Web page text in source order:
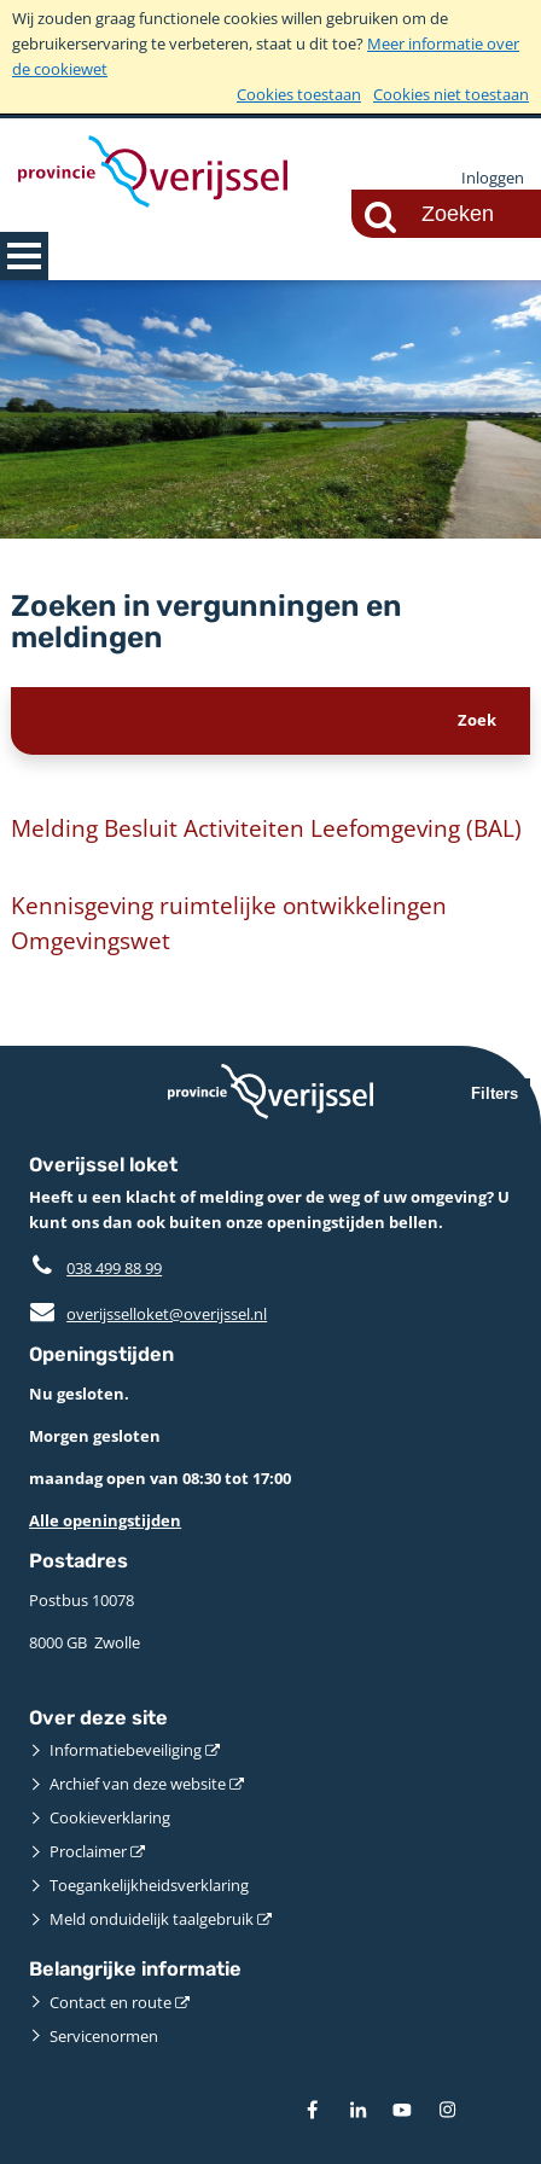
Wij zouden graag functionele cookies willen gebruiken om de
gebruikerservaring te verbeteren, staat u dit toe? Meer informatie over
de cookiewet
Cookies toestaan
Cookies niet toestaan
Inloggen
Zoeken in vergunningen en
meldingen
Melding Besluit Activiteiten Leefomgeving (BAL)
Kennisgeving ruimtelijke ontwikkelingen
Omgevingswet
Filters
Overijssel loket
Heeft u een klacht of melding over de weg of uw omgeving? U
kunt ons dan ook buiten onze openingstijden bellen.
038 499 88 99
overijsselloket@overijssel.nl
Openingstijden
Nu gesloten.
Morgen gesloten
maandag open van 08:30 tot 17:00
Alle openingstijden
Postadres
Postbus 10078 ­
8000 GB ­ Zwolle
Over deze site
Informatiebeveiliging
Archief van deze website
Cookieverklaring
Proclaimer
Toegankelijkheidsverklaring
Meld onduidelijk taalgebruik
Belangrijke informatie
Contact en route
Servicenormen